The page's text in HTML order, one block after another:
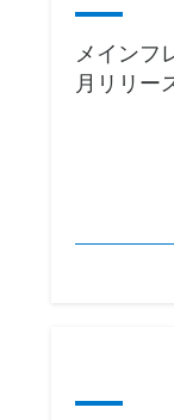
メインフ
月リリー